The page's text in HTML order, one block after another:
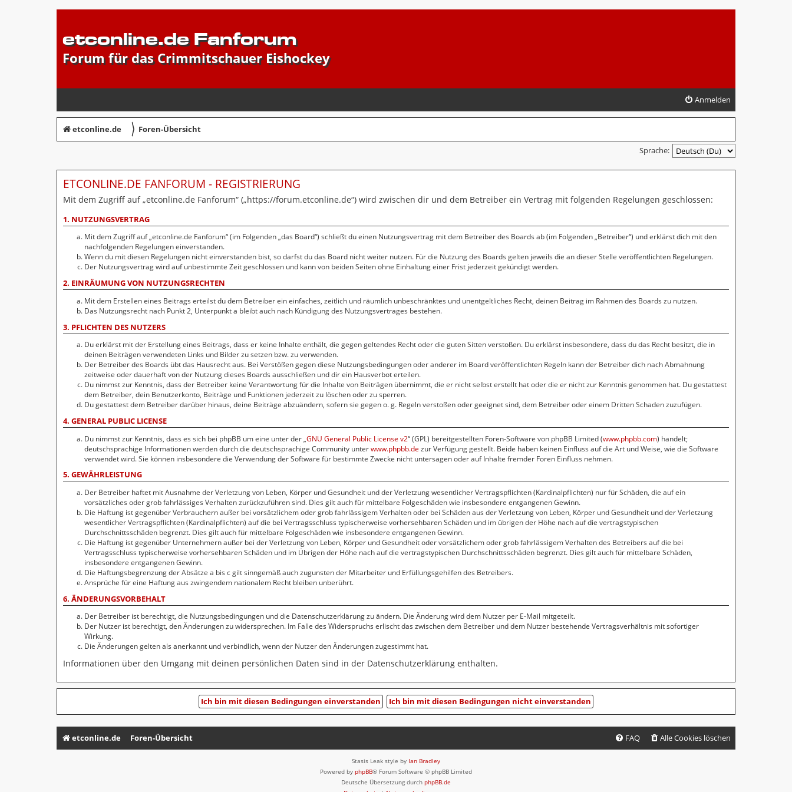
etconline.de Fanforum
Forum für das Crimmitschauer Eishockey
Anmelden
etconline.de 〉 Foren-Übersicht
Sprache:
ETCONLINE.DE FANFORUM - REGISTRIERUNG
Mit dem Zugriff auf „etconline.de Fanforum“ („https://forum.etconline.de“) wird zwischen dir und dem Betreiber ein Vertrag mit folgenden Regelungen geschlossen:
1. NUTZUNGSVERTRAG
Mit dem Zugriff auf „etconline.de Fanforum“ (im Folgenden „das Board“) schließt du einen Nutzungsvertrag mit dem Betreiber des Boards ab (im Folgenden „Betreiber“) und erklärst dich mit den
nachfolgenden Regelungen einverstanden.
Wenn du mit diesen Regelungen nicht einverstanden bist, so darfst du das Board nicht weiter nutzen. Für die Nutzung des Boards gelten jeweils die an dieser Stelle veröffentlichten Regelungen.
Der Nutzungsvertrag wird auf unbestimmte Zeit geschlossen und kann von beiden Seiten ohne Einhaltung einer Frist jederzeit gekündigt werden.
2. EINRÄUMUNG VON NUTZUNGSRECHTEN
Mit dem Erstellen eines Beitrags erteilst du dem Betreiber ein einfaches, zeitlich und räumlich unbeschränktes und unentgeltliches Recht, deinen Beitrag im Rahmen des Boards zu nutzen.
Das Nutzungsrecht nach Punkt 2, Unterpunkt a bleibt auch nach Kündigung des Nutzungsvertrages bestehen.
3. PFLICHTEN DES NUTZERS
Du erklärst mit der Erstellung eines Beitrags, dass er keine Inhalte enthält, die gegen geltendes Recht oder die guten Sitten verstoßen. Du erklärst insbesondere, dass du das Recht besitzt, die in
deinen Beiträgen verwendeten Links und Bilder zu setzen bzw. zu verwenden.
Der Betreiber des Boards übt das Hausrecht aus. Bei Verstößen gegen diese Nutzungsbedingungen oder anderer im Board veröffentlichten Regeln kann der Betreiber dich nach Abmahnung
zeitweise oder dauerhaft von der Nutzung dieses Boards ausschließen und dir ein Hausverbot erteilen.
Du nimmst zur Kenntnis, dass der Betreiber keine Verantwortung für die Inhalte von Beiträgen übernimmt, die er nicht selbst erstellt hat oder die er nicht zur Kenntnis genommen hat. Du gestattest
dem Betreiber, dein Benutzerkonto, Beiträge und Funktionen jederzeit zu löschen oder zu sperren.
Du gestattest dem Betreiber darüber hinaus, deine Beiträge abzuändern, sofern sie gegen o. g. Regeln verstoßen oder geeignet sind, dem Betreiber oder einem Dritten Schaden zuzufügen.
4. GENERAL PUBLIC LICENSE
Du nimmst zur Kenntnis, dass es sich bei phpBB um eine unter der „GNU General Public License v2“ (GPL) bereitgestellten Foren-Software von phpBB Limited (www.phpbb.com) handelt;
deutschsprachige Informationen werden durch die deutschsprachige Community unterwww.phpbb.de zur Verfügung gestellt. Beide haben keinen Einfluss auf die Art und Weise, wie die Software
verwendet wird. Sie können insbesondere die Verwendung der Software für bestimmte Zwecke nicht untersagen oder auf Inhalte fremder Foren Einfluss nehmen.
5. GEWÄHRLEISTUNG
Der Betreiber haftet mit Ausnahme der Verletzung von Leben, Körper und Gesundheit und der Verletzung wesentlicher Vertragspflichten (Kardinalpflichten) nur für Schäden, die auf ein
vorsätzliches oder grob fahrlässiges Verhalten zurückzuführen sind. Dies gilt auch für mittelbare Folgeschäden wie insbesondere entgangenen Gewinn.
Die Haftung ist gegenüber Verbrauchern außer bei vorsätzlichem oder grob fahrlässigem Verhalten oder bei Schäden aus der Verletzung von Leben, Körper und Gesundheit und der Verletzung
wesentlicher Vertragspflichten (Kardinalpflichten) auf die bei Vertragsschluss typischerweise vorhersehbaren Schäden und im übrigen der Höhe nach auf die vertragstypischen
Durchschnittsschäden begrenzt. Dies gilt auch für mittelbare Folgeschäden wie insbesondere entgangenen Gewinn.
Die Haftung ist gegenüber Unternehmern außer bei der Verletzung von Leben, Körper und Gesundheit oder vorsätzlichem oder grob fahrlässigem Verhalten des Betreibers auf die bei
Vertragsschluss typischerweise vorhersehbaren Schäden und im Übrigen der Höhe nach auf die vertragstypischen Durchschnittsschäden begrenzt. Dies gilt auch für mittelbare Schäden,
insbesondere entgangenen Gewinn.
Die Haftungsbegrenzung der Absätze a bis c gilt sinngemäß auch zugunsten der Mitarbeiter und Erfüllungsgehilfen des Betreibers.
Ansprüche für eine Haftung aus zwingendem nationalem Recht bleiben unberührt.
6. ÄNDERUNGSVORBEHALT
Der Betreiber ist berechtigt, die Nutzungsbedingungen und die Datenschutzerklärung zu ändern. Die Änderung wird dem Nutzer per E-Mail mitgeteilt.
Der Nutzer ist berechtigt, den Änderungen zu widersprechen. Im Falle des Widerspruchs erlischt das zwischen dem Betreiber und dem Nutzer bestehende Vertragsverhältnis mit sofortiger
Wirkung.
Die Änderungen gelten als anerkannt und verbindlich, wenn der Nutzer den Änderungen zugestimmt hat.
Informationen über den Umgang mit deinen persönlichen Daten sind in der Datenschutzerklärung enthalten.
etconline.de Foren-Übersicht Alle Cookies löschen
FAQ
Stasis Leak style by Ian Bradley
Powered by phpBB® Forum Software © phpBB Limited
Deutsche Übersetzung durch phpBB.de